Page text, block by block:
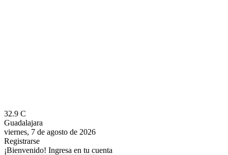
32.9 C
Guadalajara
viernes, 7 de agosto de 2026
Registrarse
¡Bienvenido! Ingresa en tu cuenta